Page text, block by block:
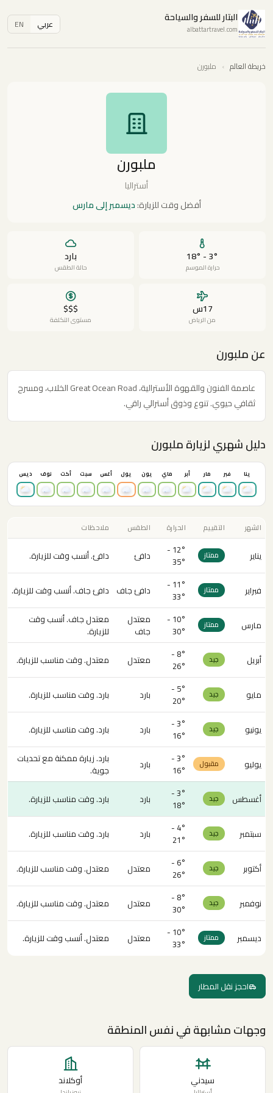
البتار للسفر والسياحة
albattartravel.com عربي EN
خريطة العالم › ملبورن
ملبورن
أستراليا
أفضل وقت للزيارة:ديسمبر إلى مارس
3° - 18°
حرارة الموسم
بارد
حالة الطقس
17س
من الرياض
$$$
مستوى التكلفة
عن ملبورن
عاصمة الفنون والقهوة الأسترالية، Great Ocean Road الخلاب، ومسرح
ثقافي حيوي. تنوع وذوق أسترالي راقي.
دليل شهري لزيارة ملبورن
ينا فبر مار أبر ماي يون يول أغس سبت أكت نوف ديس
الشهر التقييم الحرارة الطقس ملاحظات
يناير ممتاز
12° -
35°
دافئ دافئ. أنسب وقت للزيارة.
فبراير ممتاز
11° -
33°
دافئ جاف دافئ جاف. أنسب وقت للزيارة.
مارس ممتاز
10° -
30°
معتدل
جاف
معتدل جاف. أنسب وقت
للزيارة.
أبريل
جيد
8° -
26°
معتدل معتدل. وقت مناسب للزيارة.
مايو جيد
5° -
20°
بارد بارد. وقت مناسب للزيارة.
يونيو جيد
3° -
16°
بارد بارد. وقت مناسب للزيارة.
يوليو مقبول
3° -
16°
بارد
بارد. زيارة ممكنة مع تحديات
جوية.
أغسطس
جيد
3° -
18°
بارد بارد. وقت مناسب للزيارة.
سبتمبر جيد
4° -
21°
بارد بارد. وقت مناسب للزيارة.
أكتوبر جيد
6° -
26°
معتدل معتدل. وقت مناسب للزيارة.
نوفمبر جيد
8° -
30°
معتدل معتدل. وقت مناسب للزيارة.
ديسمبر ممتاز
10° -
33°
معتدل معتدل. أنسب وقت للزيارة.
احجز نقل المطار
وجهات مشابهة في نفس المنطقة
سيدني أوكلاند